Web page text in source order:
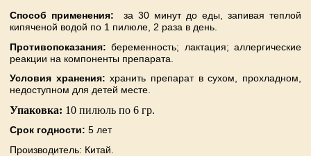
Способ применения:
за 30 минут до еды, запивая теплой
кипяченой водой по 1 пилюле, 2 раза в день.
Противопоказания: беременность; лактация; аллергические
реакции на компоненты препарата.
Условия хранения: хранить препарат в сухом, прохладном,
недоступном для детей месте.
Упаковка: 10 пилюль по 6 гр.
Срок годности: 5 лет
Производитель: Китай.